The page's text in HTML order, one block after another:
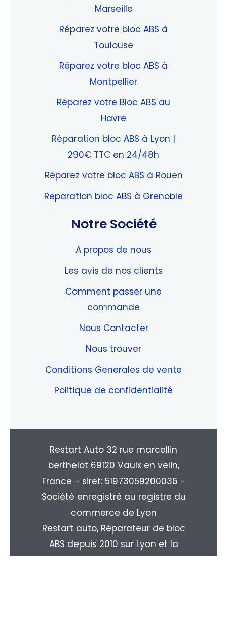
Marseille
Réparez votre bloc ABS à
Toulouse
Réparez votre bloc ABS à
Montpellier
Réparez votre Bloc ABS au
Havre
Réparation bloc ABS à Lyon |
290€ TTC en 24/48h
Réparez votre bloc ABS à Rouen
Reparation bloc ABS à Grenoble
Notre Société
A propos de nous
Les avis de nos clients
Comment passer une
commande
Nous Contacter
Nous trouver
Conditions Generales de vente
Politique de confidentialité
Restart Auto 32 rue marcellin
berthelot 69120 Vaulx en velin,
France - siret: 51973059200036 -
Société enregistré au registre du
commerce de Lyon
Restart auto, Réparateur de bloc
ABS depuis 2010 sur Lyon et la
région Rhone-alpes. Livraison